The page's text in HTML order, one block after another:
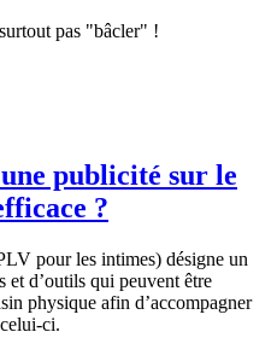
pas "bâcler" !
publicité sur le
?
pour les intimes) désigne un
et d’outils qui peuvent être
physique afin d’accompagner
ci.